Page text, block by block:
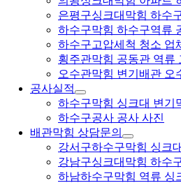
은평구싱크대막힘 하수
하수구막힘 하수구역류
하수구고압세척 청소 업
횡주관막힘 공동관 역류
오수관막힘 변기배관 오
공사실적
하수구막힘 싱크대 변기
하수구공사 공사 사진
배관막힘 상담문의
강서구하수구막힘 싱크
강남구싱크대막힘 하수
하남하수구막힘 역류 싱